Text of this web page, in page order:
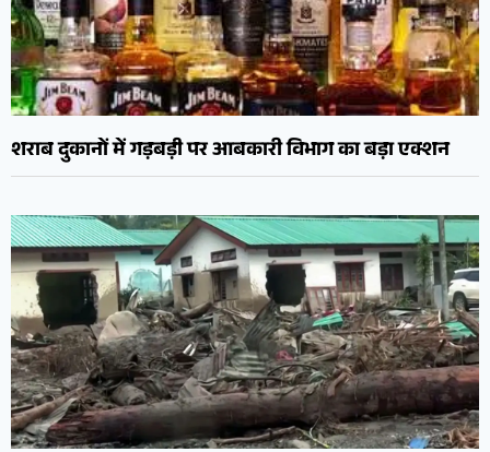
शराब दुकानों में गड़बड़ी पर आबकारी विभाग का बड़ा एक्शन